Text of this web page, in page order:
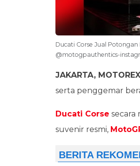
Ducati Corse Jual Potongan
@motogpauthentics-
JAKARTA,
serta penggemar
Ducati Corse secara
suvenir resmi,